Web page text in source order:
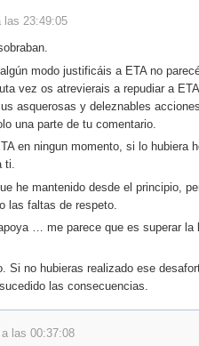
las 23:49:05
modo justificáis a ETA no
vez os atrevierais a repudiar a
asquerosas y deleznables
una parte de tu comentario.
en ningun momento, si lo hubiera
ti.
he mantenido desde el principio,
las faltas de respeto.
… me parece que es superar la
Si no hubieras realizado ese
las consecuencias.
las 00:37:08